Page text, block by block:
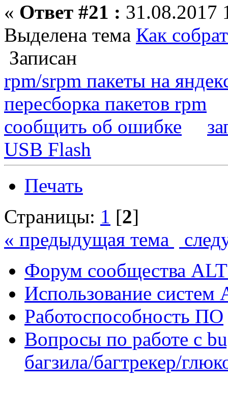
« Ответ #21 : 31.08.2017
Выделена тема Как
Записан
rpm/srpm пакеты на
пересборка пакетов rpm
сообщить об ошибке
USB Flash
Печать
Страницы: 1 [2]
« предыдущая тема
Форум сообщества
Использование систем
Работоспособность ПО
Вопросы по работе с
багзила/багтрекер/